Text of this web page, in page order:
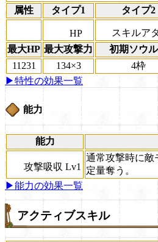
属性 タイプ1 タイプ2
HP
スキルア
最大HP 最大攻撃力
初期ソウ
11231
134×3
4枠
▶特性の効果一覧
能力
能力
攻撃吸収 Lv1
通常攻撃時に敵
定量奪う。
▶能力の効果一覧
アクティブスキル